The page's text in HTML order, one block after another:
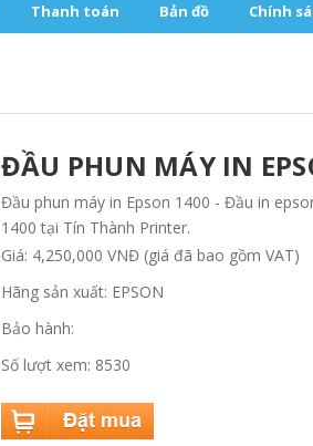
Thanh toán Bản đồ Chính
ĐẦU PHUN MÁY IN
Đầu phun máy in Epson 1400 - Đầu in
1400 tại Tín Thành Printer.
Giá: 4,250,000 VNĐ (giá đã bao gồm VAT)
Hãng sản xuất: EPSON
Bảo hành:
Số lượt xem: 8530